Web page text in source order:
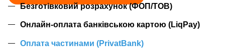
Безготівковий розрахунок (ФОП/ТОВ)
Онлайн-оплата банківською картою (LiqPay)
Оплата частинами (PrivatBank)